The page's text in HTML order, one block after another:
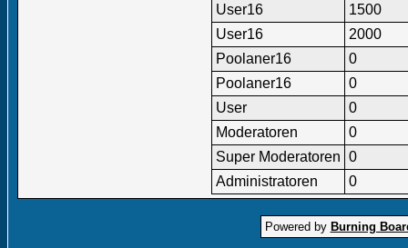
User16
1500
User16
2000
Poolaner16
0
Poolaner16
0
User
0
Moderatoren
0
Super Moderatoren 0
Administratoren
0
Powered by Burning